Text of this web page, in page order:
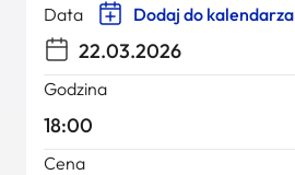
Data Dodaj do kalendarza
22.03.2026
Godzina
18:00
Cena